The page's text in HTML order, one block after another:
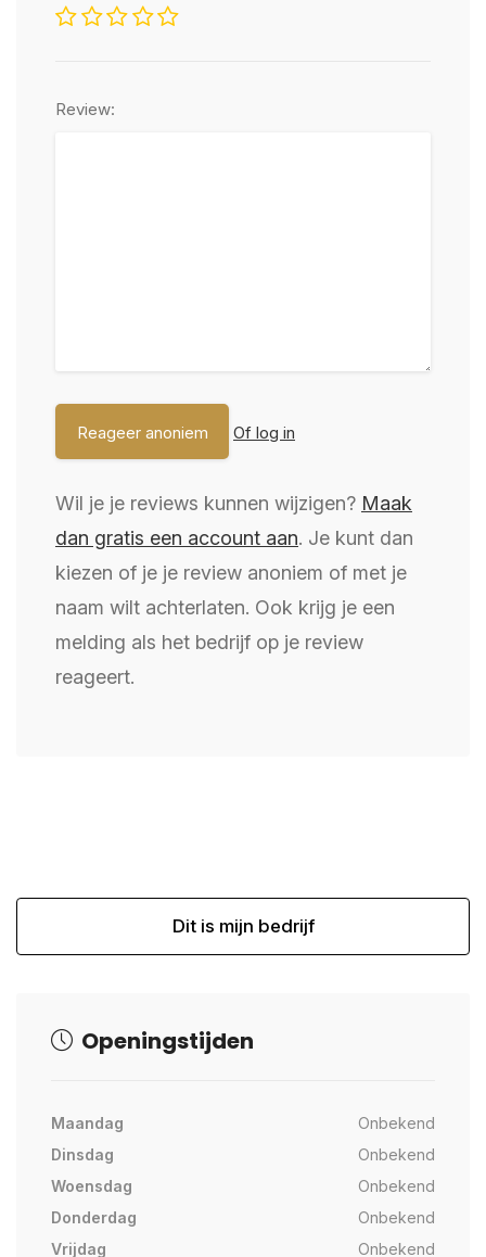
Review:
Of log in
Wil je je reviews kunnen wijzigen? Maak
dan gratis een account aan. Je kunt dan
kiezen of je je review anoniem of met je
naam wilt achterlaten. Ook krijg je een
melding als het bedrijf op je review
reageert.
Dit is mijn bedrijf
Openingstijden
Maandag
Onbekend
Dinsdag
Onbekend
Woensdag
Onbekend
Donderdag
Onbekend
Vrijdag
Onbekend